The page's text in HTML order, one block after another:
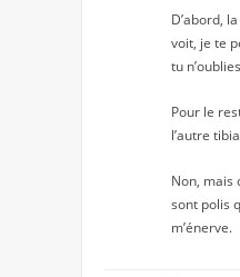
D’abord,
voit, je te
tu
Pour le
l’autre
Non, mais
sont polis
m’énerve.